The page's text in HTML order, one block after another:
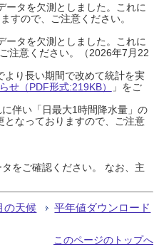
タを欠測としました。これに
すので、ご注意ください。
タを欠測としました。これに
注意ください。（2026年7月22
り長い期間で改めて統計を実
せ（PDF形式:219KB）
」をご
伴い「日最大1時間降水量」の
となっておりますので、ご注意
をご確認ください。 なお、主
の天候 平年値ダウンロード
このページのトップへ